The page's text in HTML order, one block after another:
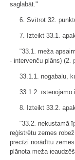
saglabāt."
6. Svītrot 32.
7. Izteikt 33.1.
"33.1. meža
- intervenču plāns) (2.
33.1.1. nogabalu,
33.1.2. īstenojamo
8. Izteikt 33.2.
"33.2. nekustamā
reģistrētu zemes
precīzi norādītu
plānota meža